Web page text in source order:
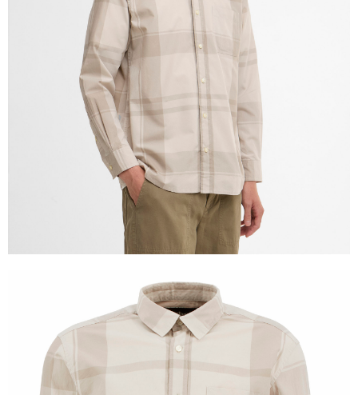
１．透過由恩沛科技股份有限公司提供之「AFTEE先享後付」服務完成之交
易，需依本服務之必要範圍內提供個人資料，並將交易相關給付款項請求債
權轉讓予恩沛科技股份有限公司。
２．關於個人資料處理事宜，請瀏覽以下網址：
https://aftee.tw/terms/#terms3
３．未成年的使用者請事先徵得法定代理人或監護人之同意方可使用
「AFTEE先享後付」，若未經同意申辦者引起之損失，本公司不負相關責
４．使用「AFTEE先享後付」時，將依據個別帳號之用戶狀況，依本公司即
時審查核予不同之上限額度；若仍有額度不足之情形，本公司將視審查結果
請求用戶進行身份認證。
５．嚴禁一人註冊多個帳號或使用他人資訊註冊。若發現惡意使用之情形，
恩沛科技股份有限公司將有權停止該用戶之使用額度並採取法律行動。